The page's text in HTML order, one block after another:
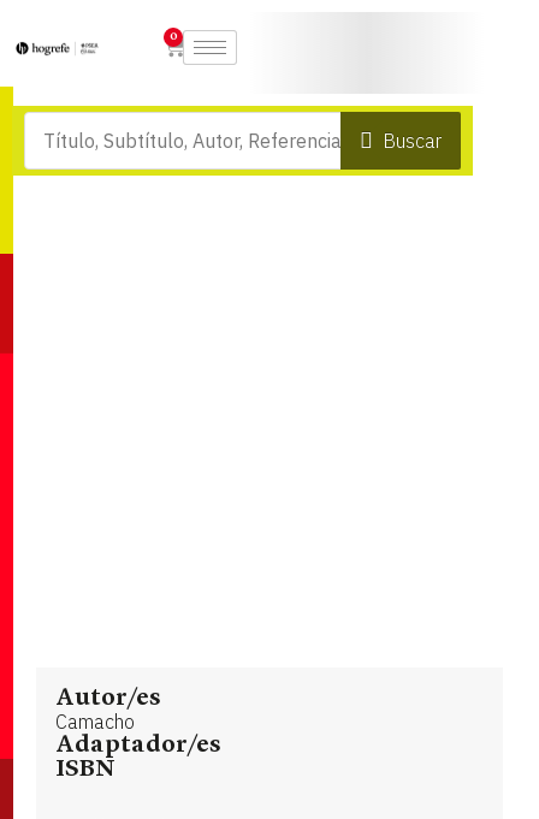
0
Buscar
Autor/es
Camacho
Adaptador/es
ISBN